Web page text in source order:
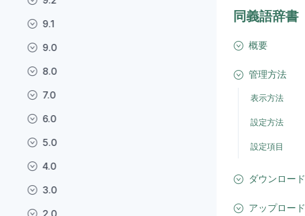
9.1
9.0
8.0
7.0
6.0
5.0
4.0
3.0
2.0
同義語辞書
概要
管理方法
表示方法
設定方法
設定項目
ダウンロード
アップロード